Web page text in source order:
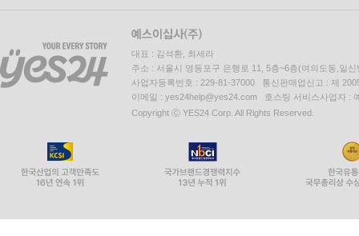
대표 : 김석환, 최세라
주소 : 서울시 영등포구 은행로 11, 5층~6층(여의도동,일신
사업자등록번호 : 229-81-37000 통신판매업신고 : 제
이메일 : yes24help@yes24.com 호스팅 서비스사업자 :
Copyright ⓒ YES24 Corp. All Rights Reserved.